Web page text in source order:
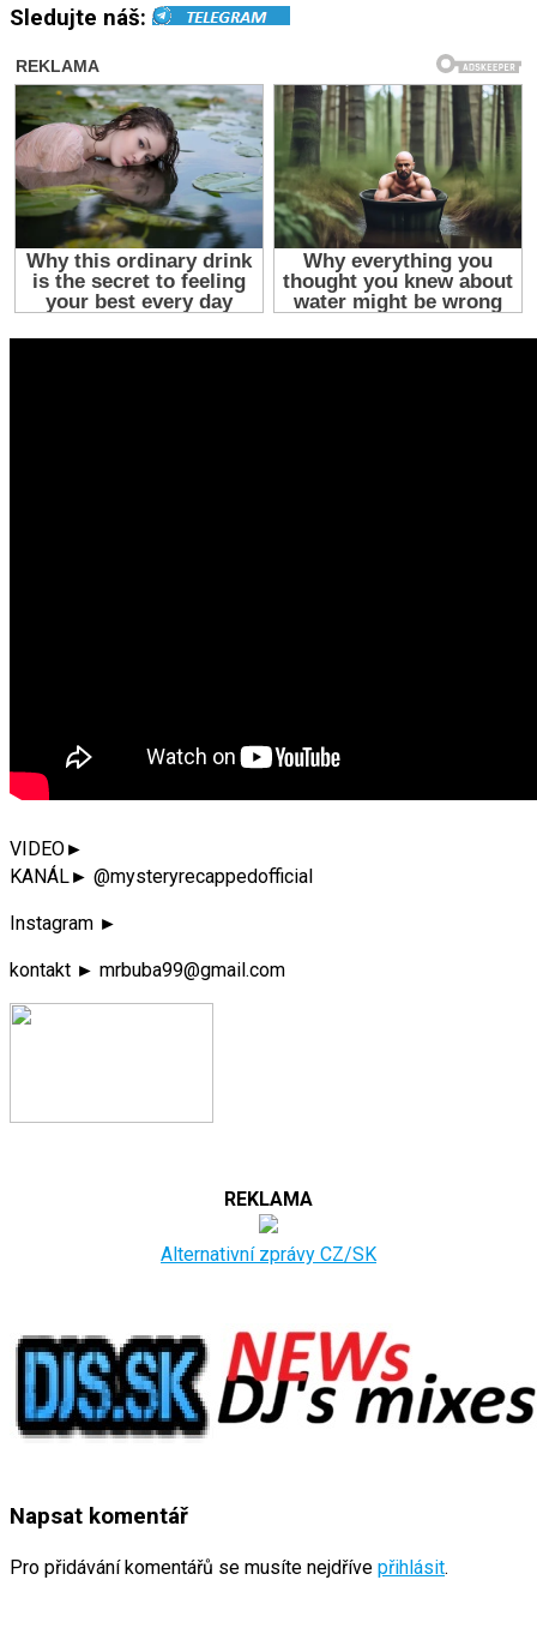
Sledujte náš:
VIDEO►
KANÁL► @mysteryrecappedofficial
Instagram ►
kontakt ► mrbuba99@gmail.com
REKLAMA
Alternativní zprávy CZ/SK
Napsat komentář
Pro přidávání komentářů se musíte nejdříve přihlásit.